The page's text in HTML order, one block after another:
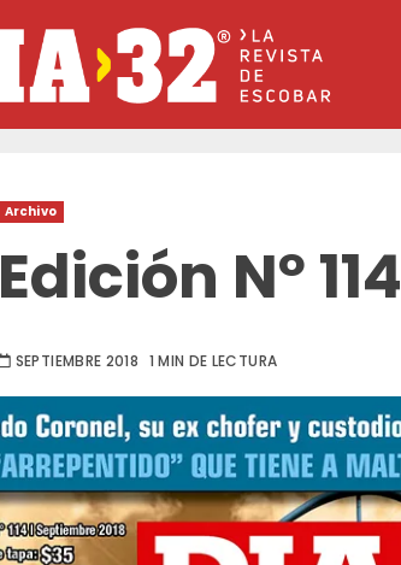
Archivo
Edición Nº 114
SEPTIEMBRE 2018 1 MIN DE LECTURA